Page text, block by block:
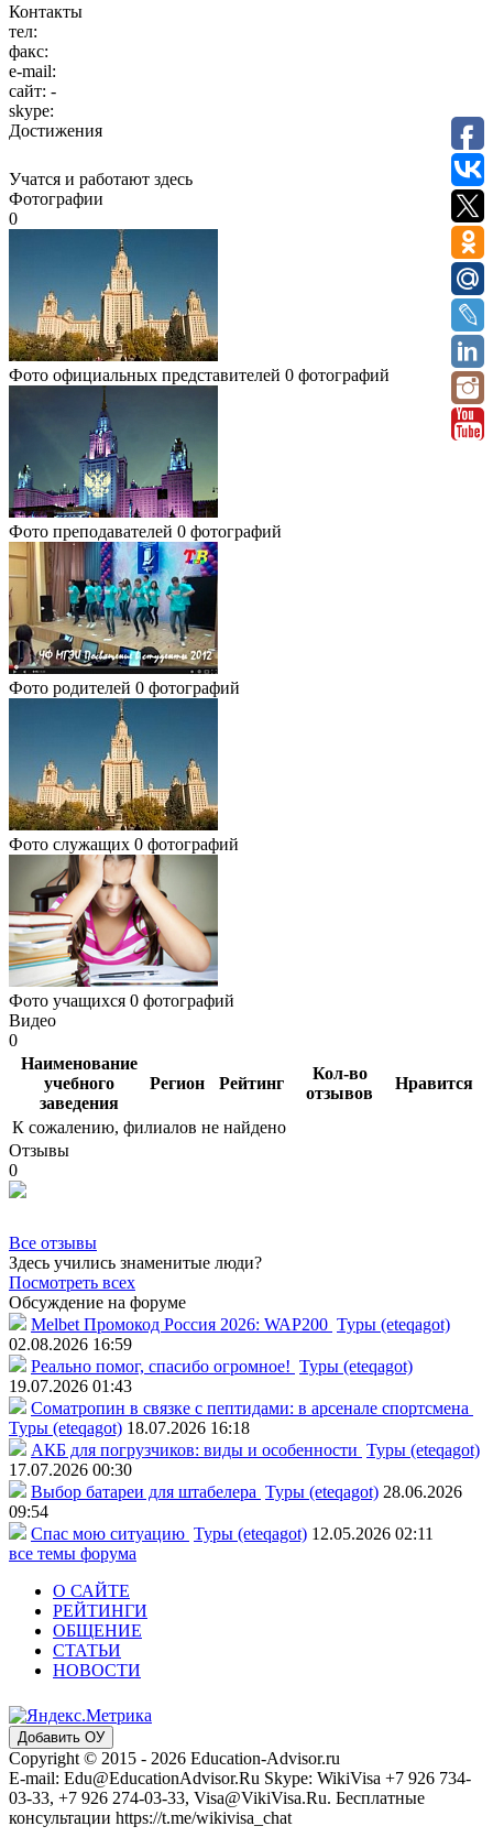
Контакты
тел:
факс:
e-mail:
сайт: -
skype:
Достижения
Учатся и работают здесь
Фотографии
0
Фото официальных представителей 0 фотографий
Фото преподавателей 0 фотографий
Фото родителей 0 фотографий
Фото служащих 0 фотографий
Фото учащихся 0 фотографий
Видео
0
Наименование
учебного
заведения
Регион Рейтинг
Кол-во
отзывов
Нравится
К сожалению, филиалов не найдено
Отзывы
0
Все отзывы
Здесь учились знаменитые люди?
Посмотреть всех
Обсуждение на форуме
Melbet Промокод Россия 2026: WAP200 Туры (eteqagot)
02.08.2026 16:59
Реально помог, спасибо огромное! Туры (eteqagot)
19.07.2026 01:43
Соматропин в связке с пептидами: в арсенале спортсмена
Туры (eteqagot) 18.07.2026 16:18
АКБ для погрузчиков: виды и особенности Туры (eteqagot)
17.07.2026 00:30
Выбор батареи для штабелера Туры (eteqagot) 28.06.2026
09:54
Спас мою ситуацию Туры (eteqagot) 12.05.2026 02:11
все темы форума
О САЙТЕ
РЕЙТИНГИ
ОБЩЕНИЕ
СТАТЬИ
НОВОСТИ
Добавить ОУ
Copyright © 2015 - 2026 Education-Advisor.ru
E-mail: Edu@EducationAdvisor.Ru Skype: WikiVisa +7 926 734-
03-33, +7 926 274-03-33, Visa@VikiVisa.Ru. Бесплатные
консультации https://t.me/wikivisa_chat